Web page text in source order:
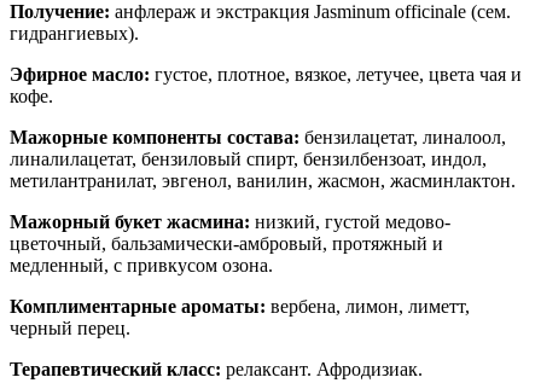
Получение: анфлераж и экстракция Jasminum officinale (сем.
гидрангиевых).
Эфирное масло: густое, плотное, вязкое, летучее, цвета чая и
кофе.
Мажорные компоненты состава: бензилацетат, линалоол,
линалилацетат, бензиловый спирт, бензилбензоат, индол,
метилантранилат, эвгенол, ванилин, жасмон, жасминлактон.
Мажорный букет жасмина: низкий, густой медово-
цветочный, бальзамически-амбровый, протяжный и
медленный, с привкусом озона.
Комплиментарные ароматы: вербена, лимон, лиметт,
черный перец.
Терапевтический класс: релаксант. Афродизиак.